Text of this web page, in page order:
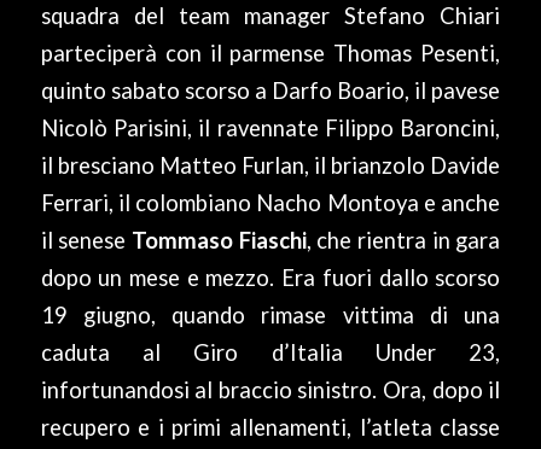
squadra del team manager Stefano Chiari
parteciperà con il parmense Thomas Pesenti,
quinto sabato scorso a Darfo Boario, il pavese
Nicolò Parisini, il ravennate Filippo Baroncini,
il bresciano Matteo Furlan, il brianzolo Davide
Ferrari, il colombiano Nacho Montoya e anche
il senese Tommaso Fiaschi, che rientra in gara
dopo un mese e mezzo. Era fuori dallo scorso
19 giugno, quando rimase vittima di una
caduta al Giro d’Italia Under 23,
infortunandosi al braccio sinistro. Ora, dopo il
recupero e i primi allenamenti, l’atleta classe